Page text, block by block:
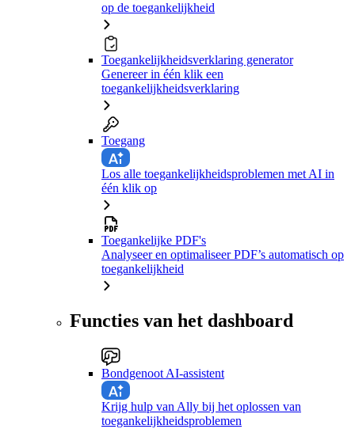
op de toegankelijkheid
Toegankelijkheidsverklaring generator
Genereer in één klik een
toegankelijkheidsverklaring
Toegang
Los alle toegankelijkheidsproblemen met AI in
één klik op
Toegankelijke PDF's
Analyseer en optimaliseer PDF’s automatisch op
toegankelijkheid
Functies van het dashboard
Bondgenoot AI-assistent
Krijg hulp van Ally bij het oplossen van
toegankelijkheidsproblemen